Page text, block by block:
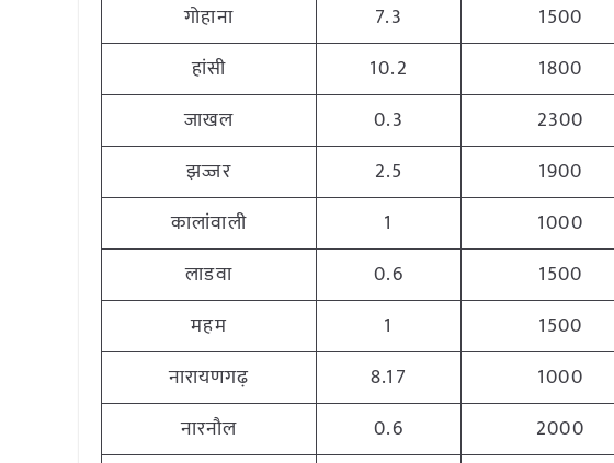
गोहाना
7.3 1500
हांसी
10.2 1800
जाखल
0.3 2300
झज्जर
2.5 1900
कालांवाली
1 1000
लाडवा
0.6 1500
महम
1 1500
नारायणगढ़
8.17 1000
नारनौल
0.6 2000